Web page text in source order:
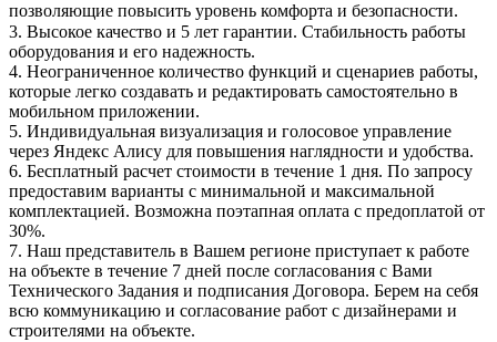
позволяющие повысить уровень комфорта и безопасности.
3. Высокое качество и 5 лет гарантии. Стабильность работы
оборудования и его надежность.
4. Неограниченное количество функций и сценариев работы,
которые легко создавать и редактировать самостоятельно в
мобильном приложении.
5. Индивидуальная визуализация и голосовое управление
через Яндекс Алису для повышения наглядности и удобства.
6. Бесплатный расчет стоимости в течение 1 дня. По запросу
предоставим варианты с минимальной и максимальной
комплектацией. Возможна поэтапная оплата с предоплатой от
30%.
7. Наш представитель в Вашем регионе приступает к работе
на объекте в течение 7 дней после согласования с Вами
Технического Задания и подписания Договора. Берем на себя
всю коммуникацию и согласование работ с дизайнерами и
строителями на объекте.